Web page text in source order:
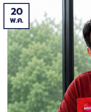
20
พ.ค.